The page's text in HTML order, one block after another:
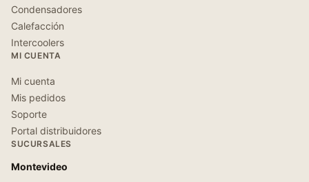
Condensadores
Calefacción
Intercoolers
MI CUENTA
Mi cuenta
Mis pedidos
Soporte
Portal distribuidores
SUCURSALES
Montevideo